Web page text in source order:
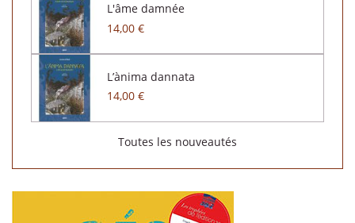
L'âme damnée
14,00 €
L’ànima dannata
14,00 €
Toutes les nouveautés